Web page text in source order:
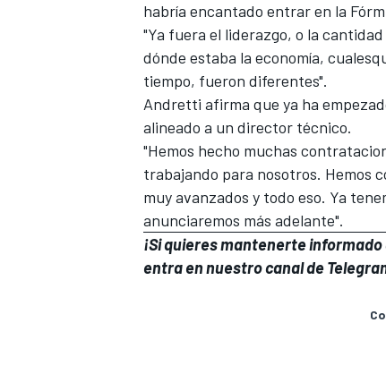
habría encantado entrar en la
"Ya fuera el liderazgo, o la
dónde estaba la economía,
tiempo, fueron diferentes".
Andretti afirma que ya ha
alineado a un director técnico.
"Hemos hecho muchas
trabajando para nosotros. Hemos
muy avanzados y todo eso. Ya
anunciaremos más adelante".
¡Si quieres mantenerte
entra ennuestro canal de